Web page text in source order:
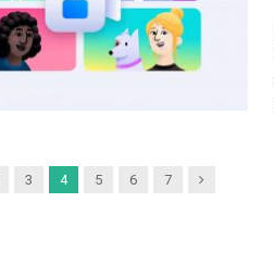
3 4 5 6 7 Next